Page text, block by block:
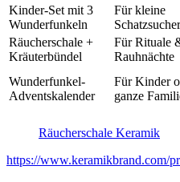
Kinder-Set mit 3
Wunderfunkeln
Für kleine
Schatzsucher
Räucherschale +
Kräuterbündel
Für Rituale
Rauhnächte
Wunderfunkel-
Adventskalender
Für Kinder
ganze
Räucherschale Keramik
https://www.keramikbrand.com/